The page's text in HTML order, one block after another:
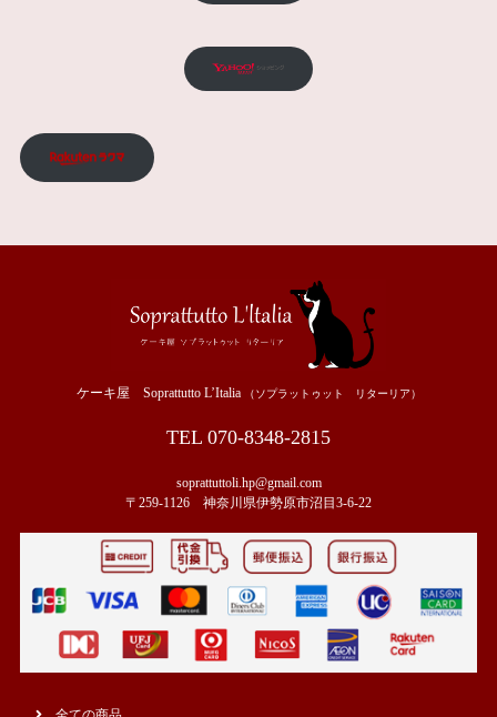
ケーキ屋 Soprattutto L’Italia （ソプラットゥット リターリア）
TEL 070-8348-2815
soprattuttoli.hp@gmail.com
〒259-1126 神奈川県伊勢原市沼目3-6-22